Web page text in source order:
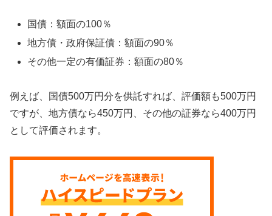
国債：額面の100％
地方債・政府保証債：額面の90％
その他一定の有価証券：額面の80％
例えば、国債500万円分を供託すれば、評価額も500万円
ですが、地方債なら450万円、その他の証券なら400万円
として評価されます。